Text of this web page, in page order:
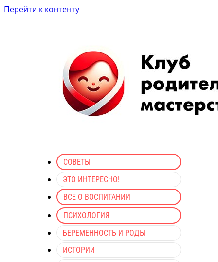
Перейти к контенту
СОВЕТЫ
ЭТО ИНТЕРЕСНО!
ВСЕ О ВОСПИТАНИИ
ПСИХОЛОГИЯ
БЕРЕМЕННОСТЬ И РОДЫ
ИСТОРИИ